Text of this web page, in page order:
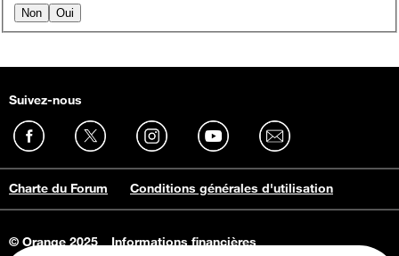
Non Oui
Suivez-nous
Charte du Forum Conditions générales d'utilisation
© Orange 2025
Informations financières